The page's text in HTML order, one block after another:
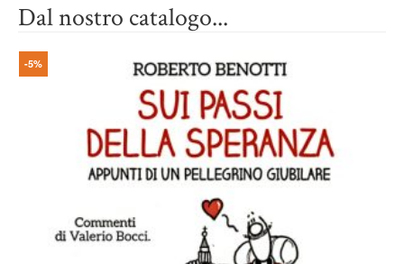
Dal nostro catalogo...
-5%